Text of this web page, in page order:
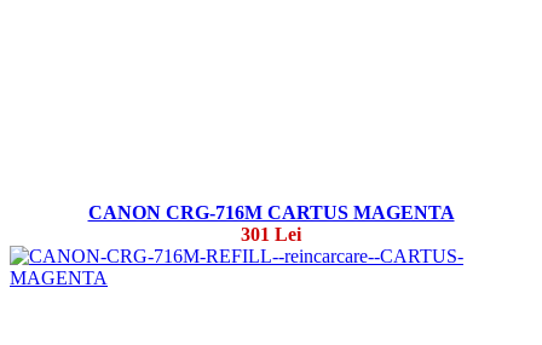
CANON CRG-716M CARTUS MAGENTA
301 Lei